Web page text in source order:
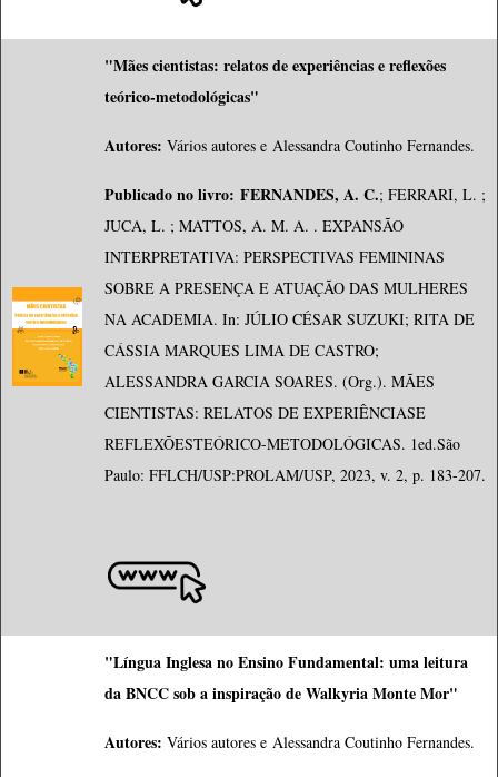
"Mães cientistas: relatos de experiências e reflexões
teórico-metodológicas"
Autores: Vários autores e Alessandra Coutinho Fernandes.
Publicado no livro: FERNANDES, A. C.; FERRARI, L. ;
JUCA, L. ; MATTOS, A. M. A. . EXPANSÃO
INTERPRETATIVA: PERSPECTIVAS FEMININAS
SOBRE A PRESENÇA E ATUAÇÃO DAS MULHERES
NA ACADEMIA. In: JÚLIO CÉSAR SUZUKI; RITA DE
CÁSSIA MARQUES LIMA DE CASTRO;
ALESSANDRA GARCIA SOARES. (Org.). MÃES
CIENTISTAS: RELATOS DE EXPERIÊNCIASE
REFLEXÕESTEÓRICO-METODOLÓGICAS. 1ed.São
Paulo: FFLCH/USP:PROLAM/USP, 2023, v. 2, p. 183-207.
"Língua Inglesa no Ensino Fundamental: uma leitura
da BNCC sob a inspiração de Walkyria Monte Mor"
Autores: Vários autores e Alessandra Coutinho Fernandes.